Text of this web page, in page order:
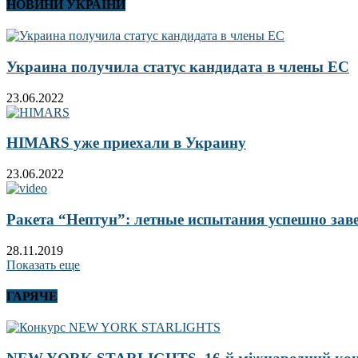
НОВИНИ УКРАЇНИ
Украина получила статус кандидата в члены ЕС
23.06.2022
HIMARS уже приехали в Украину
23.06.2022
Ракета “Нептун”: летные испытания успешно
28.11.2019
Показать еще
ГАРЯЧЕ